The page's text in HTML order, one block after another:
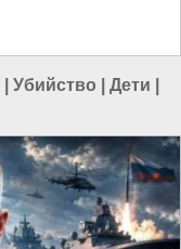
Убийство Дети